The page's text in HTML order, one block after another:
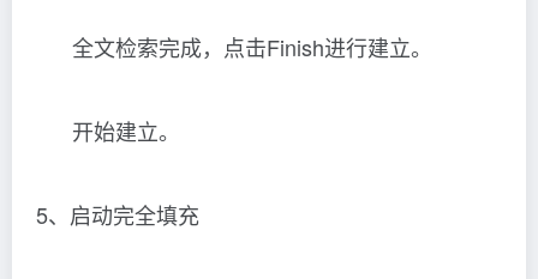
全文检索完成，点击Finish进行建立。
开始建立。
5、启动完全填充